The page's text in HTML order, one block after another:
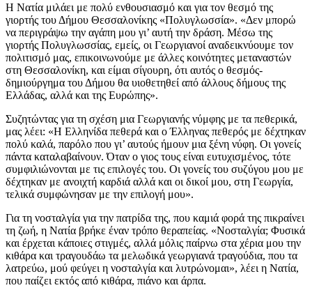
Η Νατία μιλάει με πολύ ενθουσιασμό και για τον θεσμό της
γιορτής του Δήμου Θεσσαλονίκης «Πολυγλωσσία». «Δεν μπορώ
να περιγράψω την αγάπη μου γι’ αυτή την δράση. Μέσω της
γιορτής Πολυγλωσσίας, εμείς, οι Γεωργιανοί αναδεικνύουμε τον
πολιτισμό μας, επικοινωνούμε με άλλες κοινότητες μεταναστών
στη Θεσσαλονίκη, και είμαι σίγουρη, ότι αυτός ο θεσμός-
δημιούργημα του Δήμου θα υιοθετηθεί από άλλους δήμους της
Ελλάδας, αλλά και της Ευρώπης».
Συζητώντας για τη σχέση μια Γεωργιανής νύμφης με τα πεθερικά,
μας λέει: «Η Ελληνίδα πεθερά και ο Έλληνας πεθερός με δέχτηκαν
πολύ καλά, παρόλο που γι’ αυτούς ήμουν μια ξένη νύφη. Οι γονείς
πάντα καταλαβαίνουν. Όταν ο γιος τους είναι ευτυχισμένος, τότε
συμφιλιώνονται με τις επιλογές του. Οι γονείς του συζύγου μου με
δέχτηκαν με ανοιχτή καρδιά αλλά και οι δικοί μου, στη Γεωργία,
τελικά συμφώνησαν με την επιλογή μου».
Για τη νοσταλγία για την πατρίδα της, που καμιά φορά της πικραίνει
τη ζωή, η Νατία βρήκε έναν τρόπο θεραπείας. «Νοσταλγία; Φυσικά
και έρχεται κάποιες στιγμές, αλλά μόλις παίρνω στα χέρια μου την
κιθάρα και τραγουδάω τα μελωδικά γεωργιανά τραγούδια, που τα
λατρεύω, μού φεύγει η νοσταλγία και λυτρώνομαι», λέει η Νατία,
που παίζει εκτός από κιθάρα, πιάνο και άρπα.